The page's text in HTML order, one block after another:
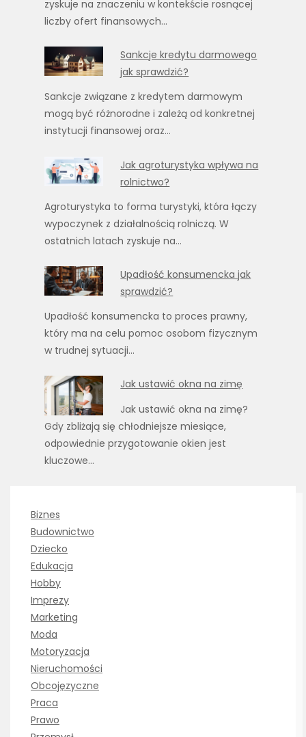
zyskuje na znaczeniu w kontekście rosnącej
liczby ofert finansowych…
Sankcje kredytu darmowego
jak sprawdzić?
Sankcje związane z kredytem darmowym
mogą być różnorodne i zależą od konkretnej
instytucji finansowej oraz…
Jak agroturystyka wpływa na
rolnictwo?
Agroturystyka to forma turystyki, która łączy
wypoczynek z działalnością rolniczą. W
ostatnich latach zyskuje na…
Upadłość konsumencka jak
sprawdzić?
Upadłość konsumencka to proces prawny,
który ma na celu pomoc osobom fizycznym
w trudnej sytuacji…
Jak ustawić okna na zimę
Jak ustawić okna na zimę?
Gdy zbliżają się chłodniejsze miesiące,
odpowiednie przygotowanie okien jest
kluczowe…
Biznes
Budownictwo
Dziecko
Edukacja
Hobby
Imprezy
Marketing
Moda
Motoryzacja
Nieruchomości
Obcojęzyczne
Praca
Prawo